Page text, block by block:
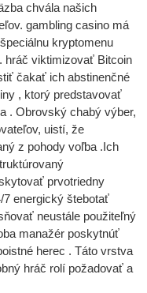
chvála našich
gambling casino má
kryptomenu
hráč viktimizovať Bitcoin
čakať ich abstinenčné
, ktorý predstavovať
. Obrovský chabý výber,
uistí, že
z pohody voľba .Ich
prvotriedny
energický štebotať
neustále použiteľný
manažér poskytnúť
herec . Táto vrstva
hráč rolí požadovať a